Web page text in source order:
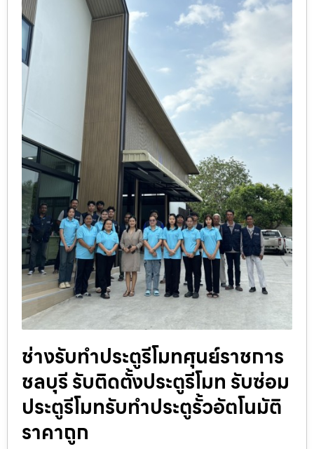
ช่างรับทำประตูรีโมทศุนย์ราชการ
ชลบุรี รับติดตั้งประตูรีโมท รับซ่อม
ประตูรีโมทรับทำประตูรั้วอัตโนมัติ
ราคาถูก